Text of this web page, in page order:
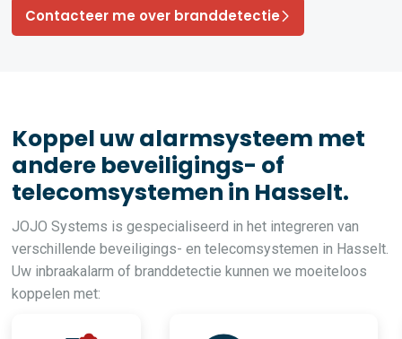
Contacteer me over branddetectie
Koppel uw alarmsysteem met
andere beveiligings- of
telecomsystemen in Hasselt.
JOJO Systems is gespecialiseerd in het integreren van
verschillende beveiligings- en telecomsystemen in Hasselt.
Uw inbraakalarm of branddetectie kunnen we moeiteloos
koppelen met: